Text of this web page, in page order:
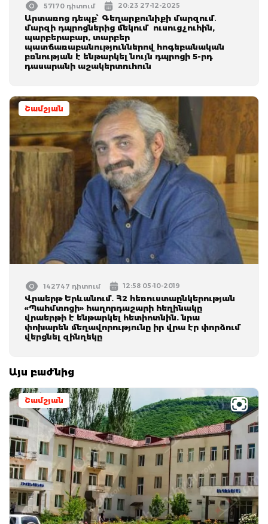
57170 դիտում 20:23 27-12-2025
Արտառոց դեպք՝ Գեղարքունիքի մարզում․
մարզի դպրոցներից մեկում ուսուցչուհին,
պարբերաբար, տարբեր
պատճառաբանություններով հոգեբանական
բռնության է ենթարկել նույն դպրոցի 5-րդ
դասարանի աշակերտուհուն
Շամշյան
142747 դիտում 12:58 05-10-2019
Վրաերթ Երևանում. Հ2 հեռուստաընկերության
«Պահմտոցի» հաղորդաշարի հեղինակը
վրաերթի է ենթարկել հետիոտնին. նրա
փոխարեն մեղավորությունը իր վրա էր փորձում
վերցնել զինղեկը
Այս բաժնից
Շամշյան